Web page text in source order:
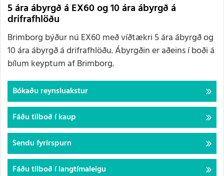
5 ára ábyrgð á EX60 og 10 ára ábyrgð á
drifrafhlöðu
Brimborg býður nú EX60 með víðtækri 5 ára ábyrgð og
10 ára ábyrgð á drifrafhlöðu. Ábyrgðin er aðeins í boði á
bílum keyptum af Brimborg.
Bókaðu reynsluakstur
Fáðu tilboð í kaup
Sendu fyrirspurn
Fáðu tilboð í langtímaleigu